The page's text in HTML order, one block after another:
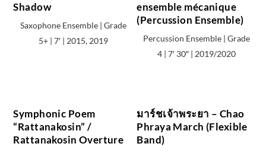
Shadow
Saxophone Ensemble | Grade
5+ | 7′ | 2015, 2019
ensemble mécanique
(Percussion Ensemble)
Percussion Ensemble | Grade
4 | 7′ 30″ | 2019/2020
Symphonic Poem
“Rattanakosin” /
Rattanakosin Overture
มาร์ชเจ้าพระยา – Chao
Phraya March (Flexible
Band)